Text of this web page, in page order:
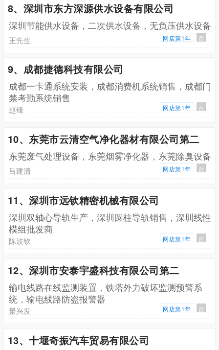
8、深圳市东方深源供水设备有限公司
深圳节能供水设备，二次供水设备，无负压供水设备
王先生 网店第1年 百
9、成都捷德科技有限公司
成都一卡通系统安装，成都消费机系统销售，成都门
禁考勤系统销售
赵锋 网店第1年 百
10、东莞市云清空气净化器材有限公司第二
东莞废气处理设备，东莞烟雾净化器，东莞除臭设备
吕建清 网店第1年 百
11、深圳市远钦精密机械有限公司
深圳双轴心导轨生产，深圳圆柱导轨销售，深圳线性
模组批发商
陈波钦 网店第1年 百
12、深圳市安泰宇盛科技有限公司第二
输电线路在线监测装置，铁塔外力破坏监测预警系
统，输电线路防盗报警器
景兴发 网店第1年 百
13、十堰奇振汽车贸易有限公司